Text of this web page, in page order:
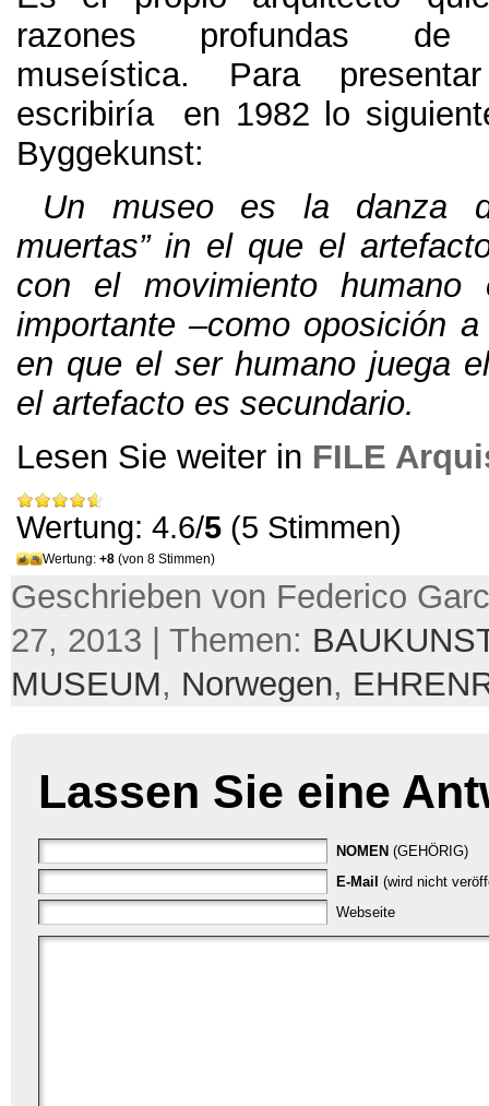
razones profundas
museística. Para
escribiría en 1982 lo
Byggekunst:
Un museo es la danza
muertas” in el que el
con el movimiento
importante –como oposición
en que el ser humano juega
el artefacto es secundario.
Lesen Sie weiter in FILE
Wertung: 4.6/5 (5 Stimmen)
Wertung: +8 (von 8 Stimmen)
Geschrieben von Federico
27, 2013 | Themen:
MUSEUM, Norwegen,
Lassen Sie eine
NOMEN (GEHÖRIG)
E-Mail (wird nicht
Webseite